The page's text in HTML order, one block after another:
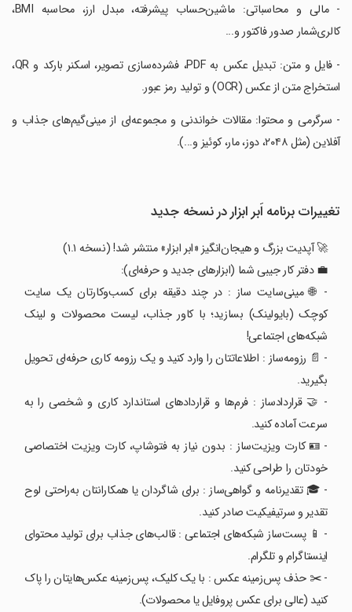
‏- مالی و محاسباتی: ماشین‌حساب پیشرفته، مبدل ارز، محاسبه BMI،
کالری‌شمار صدور فاکتور و...
‏- فایل و متن: تبدیل عکس به PDF، فشرده‌سازی تصویر، اسکنر بارکد و QR،
استخراج متن از عکس (OCR) و تولید رمز عبور.
‏- سرگرمی و محتوا: مقالات خواندنی و مجموعه‌ای از مینی‌گیم‌های جذاب و
آفلاین (مثل ۲۰۴۸، دوز، مار، کوئیز و...).
تغییرات برنامه ‏‏‏‏‏اَبر ابزار در نسخه جدید
🚀 آپدیت بزرگ و هیجان‌انگیز «ابر ابزار» منتشر شد! (نسخه ۱.۱)
💼 دفتر کار جیبی شما (ابزارهای جدید و حرفه‌ای):
- 🌐 مینی‌سایت ساز : در چند دقیقه برای کسب‌وکارتان یک سایت
کوچک (بایولینک) بسازید؛ با کاور جذاب، لیست محصولات و لینک
شبکه‌های اجتماعی!
- 📄 رزومه‌ساز : اطلاعاتتان را وارد کنید و یک رزومه کاری حرفه‌ای تحویل
بگیرید.
- 🤝 قراردادساز : فرم‌ها و قراردادهای استاندارد کاری و شخصی را به
سرعت آماده کنید.
- 🪪 کارت ویزیت‌ساز : بدون نیاز به فتوشاپ، کارت ویزیت اختصاصی
خودتان را طراحی کنید.
- 🎓 تقدیرنامه و گواهی‌ساز : برای شاگردان یا همکارانتان به‌راحتی لوح
تقدیر و سرتیفیکیت صادر کنید.
- 📱 پست‌ساز شبکه‌های اجتماعی : قالب‌های جذاب برای تولید محتوای
اینستاگرام و تلگرام.
- ✂️ حذف پس‌زمینه عکس : با یک کلیک، پس‌زمینه عکس‌هایتان را پاک
کنید (عالی برای عکس پروفایل یا محصولات).